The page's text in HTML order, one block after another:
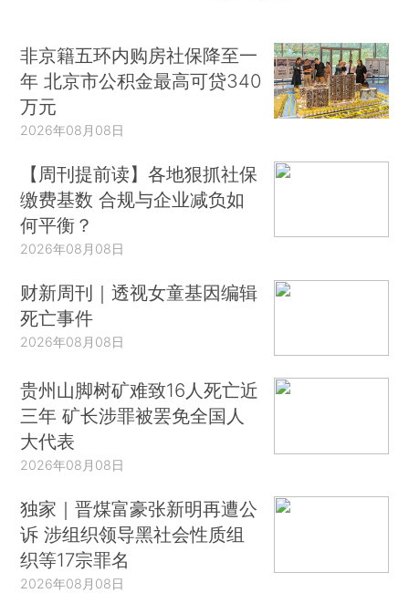
非京籍五环内购房社保降至一
年 北京市公积金最高可贷340
万元
2026年08月08日
【周刊提前读】各地狠抓社保
缴费基数 合规与企业减负如
何平衡？
2026年08月08日
财新周刊｜透视女童基因编辑
死亡事件
2026年08月08日
贵州山脚树矿难致16人死亡近
三年 矿长涉罪被罢免全国人
大代表
2026年08月08日
独家｜晋煤富豪张新明再遭公
诉 涉组织领导黑社会性质组
织等17宗罪名
2026年08月08日